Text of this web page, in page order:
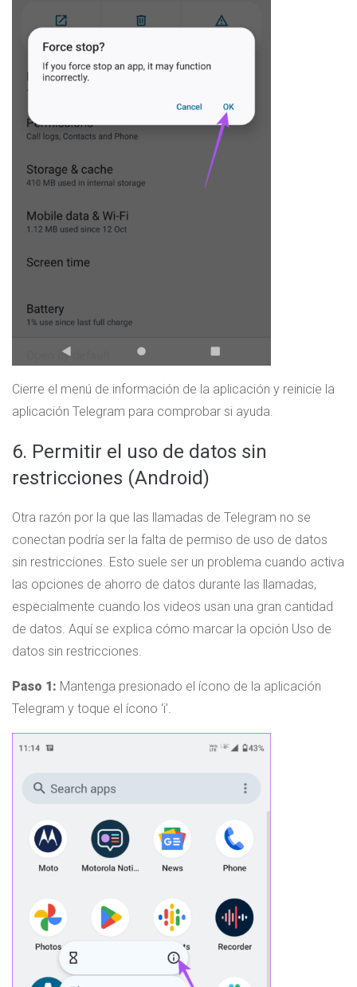
Cierre el menú de información de la aplicación y reinicie la
aplicación Telegram para comprobar si ayuda.
6. Permitir el uso de datos sin
restricciones (Android)
Otra razón por la que las llamadas de Telegram no se
conectan podría ser la falta de permiso de uso de datos
sin restricciones. Esto suele ser un problema cuando activa
las opciones de ahorro de datos durante las llamadas,
especialmente cuando los videos usan una gran cantidad
de datos. Aquí se explica cómo marcar la opción Uso de
datos sin restricciones.
Paso 1: Mantenga presionado el ícono de la aplicación
Telegram y toque el ícono ‘i’.